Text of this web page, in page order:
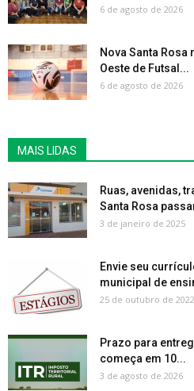
6 de agosto de 2026
Nova Santa Rosa
Oeste de Futsal...
6 de agosto de 2026
MAIS LIDAS
Ruas, avenidas,
Santa Rosa
3 de janeiro de 2025
Envie seu
municipal de
25 de outubro de 2022
Prazo para
começa em 10...
3 de agosto de 2026